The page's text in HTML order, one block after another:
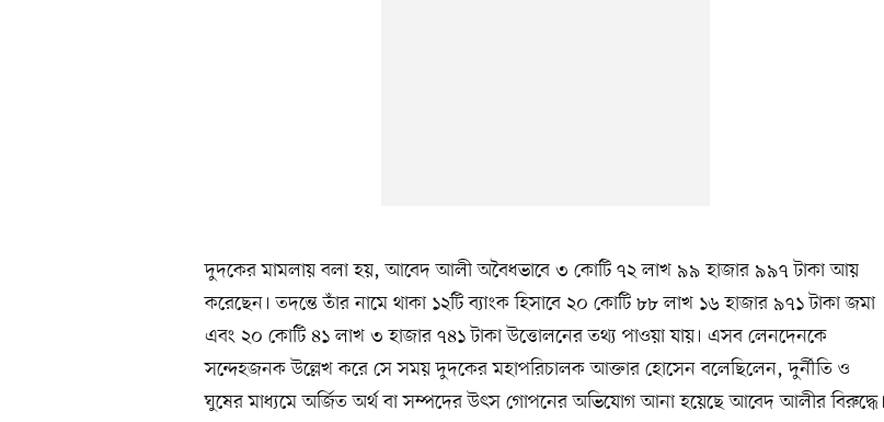
দুদকের মামলায় বলা হয়, আবেদ আলী অবৈধভাবে ৩ কোটি ৭২ লাখ ৯৯ হাজার ৯৯৭ টাকা আয়
করেছেন। তদন্তে তাঁর নামে থাকা ১২টি ব্যাংক হিসাবে ২০ কোটি ৮৮ লাখ ১৬ হাজার ৯৭১ টাকা জমা
এবং ২০ কোটি ৪১ লাখ ৩ হাজার ৭৪১ টাকা উত্তোলনের তথ্য পাওয়া যায়। এসব লেনদেনকে
সন্দেহজনক উল্লেখ করে সে সময় দুদকের মহাপরিচালক আক্তার হোসেন বলেছিলেন, দুর্নীতি ও
ঘুষের মাধ্যমে অর্জিত অর্থ বা সম্পদের উৎস গোপনের অভিযোগ আনা হয়েছে আবেদ আলীর বিরুদ্ধে।